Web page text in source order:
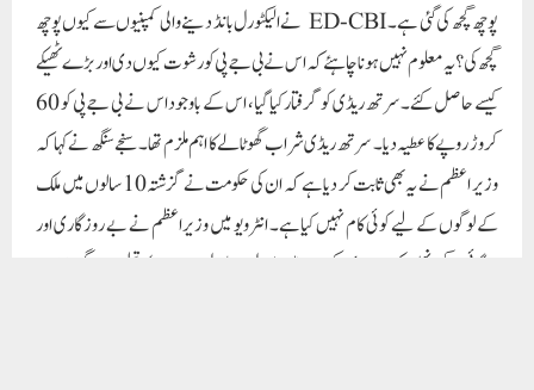
پوچھ گچھ کی گئی ہے۔ ED-CBI نے الیکٹورل بانڈ دینے والی کمپنیوں سے کیوں پوچھ
گچھ کی؟یہ معلوم نہیں ہونا چاہئے کہ اس نے بی جے پی کو رشوت کیوں دی اور بڑے ٹھیکے
کیسے حاصل کئے۔ سرتھ ریڈی کو گرفتار کیا گیا، اس کے باوجود اس نے بی جے پی کو 60
کروڑ روپے کا عطیہ دیا۔ سرتھ ریڈی شراب گھوٹالے کا اہم ملزم تھا۔ سنجے سنگھ نے کہا کہ
وزیر اعظم نے یہ بھی ثابت کر دیا ہے کہ ان کی حکومت نے گزشتہ 10 سالوں میں ملک
کے لوگوں کے لیے کوئی کام نہیں کیا ہے۔ انٹرویو میں وزیراعظم نے بے روزگاری اور
مہنگائی پر کچھ نہیں کہا۔ مودی حکومت میں ڈیزل، پیٹرول، سرسوں کا تیل اور دیگر اشیائے